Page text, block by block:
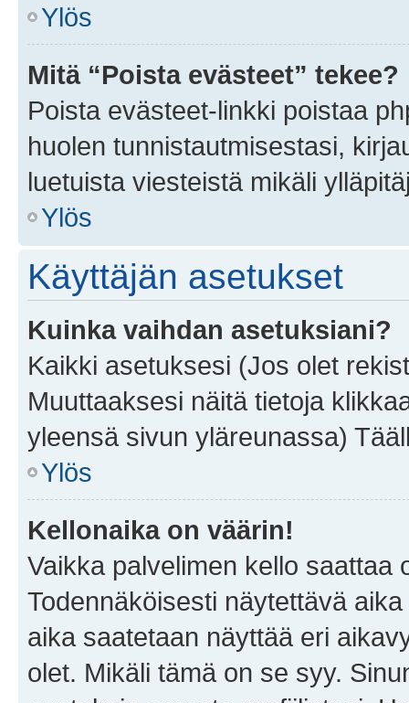
Ylös
Mitä “Poista evästeet” tekee?
Poista evästeet-linkki poistaa
huolen tunnistautmisestasi,
luetuista viesteistä mikäli
Ylös
Käyttäjän asetukset
Kuinka vaihdan asetuksiani?
Kaikki asetuksesi (Jos olet
Muuttaaksesi näitä tietoja
yleensä sivun yläreunassa)
Ylös
Kellonaika on väärin!
Vaikka palvelimen kello saattaa
Todennäköisesti näytettävä
aika saatetaan näyttää eri
olet. Mikäli tämä on se syy.